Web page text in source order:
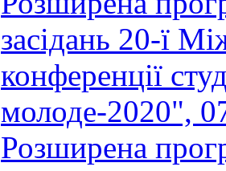
засідань 20-ї
конференції
молоде-2020",
Розширена